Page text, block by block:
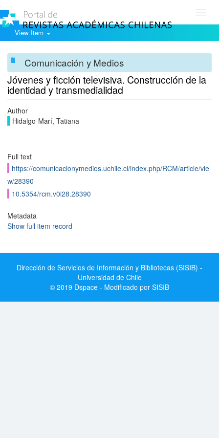
View Item
Comunicación y Medios
Jóvenes y ficción televisiva. Construcción de la
identidad y transmedialidad
Author
Hidalgo-Marí, Tatiana
Full text
https://comunicacionymedios.uchile.cl/index.php/RCM/article/vie
w/28390
10.5354/rcm.v0i28.28390
Metadata
Show full item record
Dirección de Servicios de Información y Bibliotecas (SISIB) -
Universidad de Chile
© 2019 Dspace - Modificado por SISIB